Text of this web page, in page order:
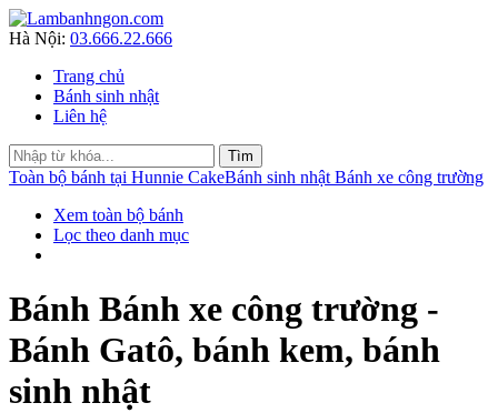
Hà Nội: 03.666.22.666
Trang chủ
Bánh sinh nhật
Liên hệ
Toàn bộ bánh tại Hunnie CakeBánh sinh nhật Bánh xe công trường
Xem toàn bộ bánh
Lọc theo danh mục
Bánh Bánh xe công trường -
Bánh Gatô, bánh kem, bánh
sinh nhật